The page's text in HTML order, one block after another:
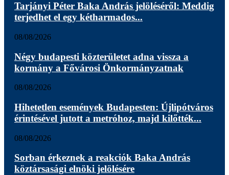
Tarjányi Péter Baka András jelöléséről: Meddig
terjedhet el egy kétharmados...
08/08/2026
Négy budapesti közterületet adna vissza a
kormány a Fővárosi Önkormányzatnak
08/08/2026
Hihetetlen események Budapesten: Újlipótváros
érintésével jutott a metróhoz, majd kilőtték...
08/08/2026
Sorban érkeznek a reakciók Baka András
köztársasági elnöki jelölésére